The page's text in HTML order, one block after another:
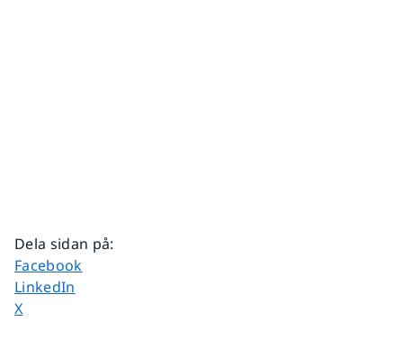
Dela sidan på:
Dela sidan på
Facebook
Dela sidan på
LinkedIn
Dela sidan på
X